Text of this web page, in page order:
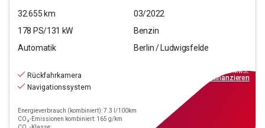
32.655 km
03/2022
178 PS/131 kW
Benzin
Automatik
Berlin / Ludwigsfelde
Rückfahrkamera
Navigationssystem
Energieverbrauch (kombiniert): 7.3 l/100km
CO₂-Emissionen kombiniert: 165 g/km
inkl.MwSt.
finanzieren